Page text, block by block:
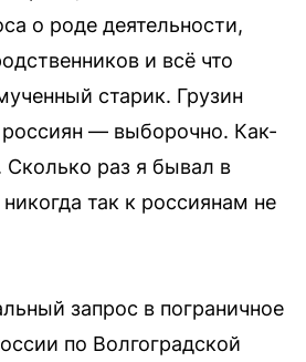
о роде деятельности,
и всё что
старик. Грузин
— выборочно. Как-
раз я бывал в
так к россиянам не
запрос в пограничное
по Волгоградской